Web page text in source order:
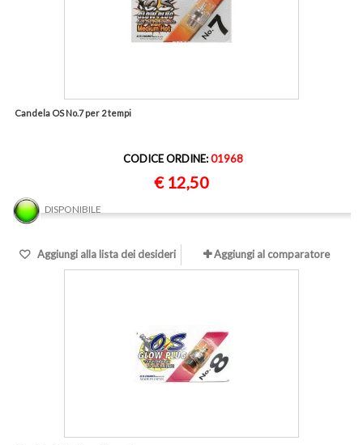
Candela OS No.7 per 2 tempi
CODICE ORDINE:01968
€ 12,50
DISPONIBILE
Aggiungi alla lista dei desideri Aggiungi al comparatore